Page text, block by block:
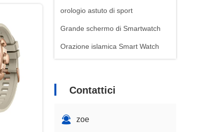
orologio astuto di sport
Grande schermo di Smartwatch
Orazione islamica Smart Watch
Contattici
zoe